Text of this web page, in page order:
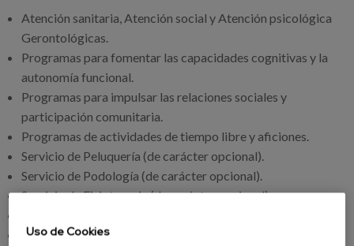
Atención sanitaria, Atención social y Atención psicológica
Gerontológicas.
Programas para fomentar las capacidades cognitivas y la
autonomía funcional.
Programas para impulsar las relaciones sociales y
participación comunitaria.
Programas de actividades de tiempo libre y aficiones.
Servicio de Peluquería (de carácter opcional).
Servicio de Podología (de carácter opcional).
Servicio de Fisioterapia (de carácter opcional).
Servicio de Restauración propio.
Uso de Cookies